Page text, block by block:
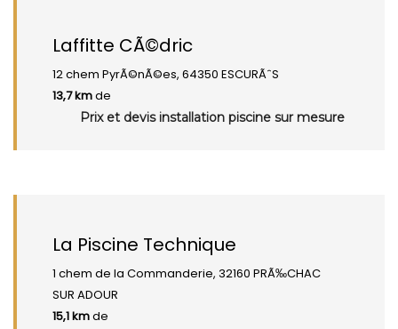
Laffitte CÃ©dric
12 chem PyrÃ©nÃ©es, 64350 ESCURÃˆS
13,7 kmde
Prix et devis installation piscine sur mesure
La Piscine Technique
1 chem de la Commanderie, 32160 PRÃ‰CHAC
SUR ADOUR
15,1 kmde